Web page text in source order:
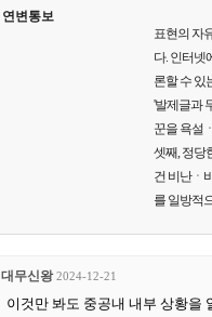
연변통보
표현의 자
다. 인터넷
론할 수 있
'발제글과
꾼을 욕설
셋째, 정당
건 비난ㆍ
를 일방적
대무신왕 2024-12-21
이것만 봐도 중공내 내부 상황을